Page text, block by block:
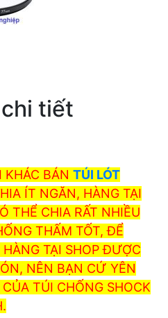
tiết
KHÁC BÁN TÚI LÓT
ÍT NGĂN, HÀNG TẠI
THỂ CHIA RẤT NHIỀU
THẤM TỐT, ĐỂ
TẠI SHOP ĐƯỢC
NÊN BẠN CỨ YÊN
TÚI CHỐNG SHOCK